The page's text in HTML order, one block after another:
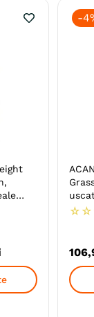
-
☆ ☆
106,